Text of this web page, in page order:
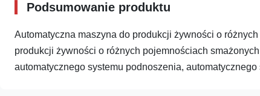
Podsumowanie produktu
Automatyczna maszyna do produkcji żywności o
produkcji żywności o różnych pojemnościach
automatycznego systemu podnoszenia, automatycznego